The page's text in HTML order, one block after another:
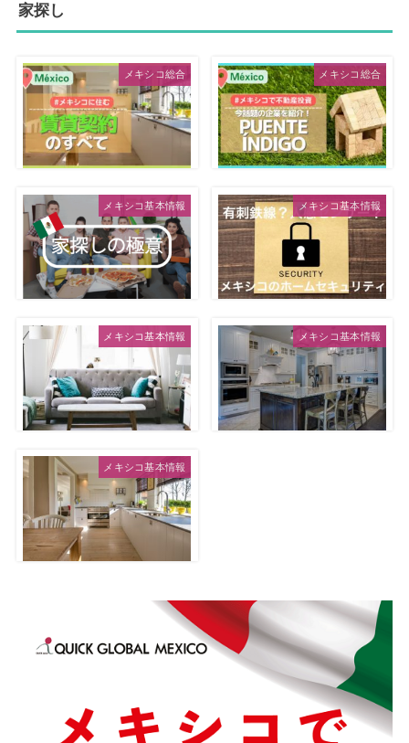
家探し
メキシコ総合 メキシコ総合
メキシコ基本情報 メキシコ基本情報
メキシコ基本情報 メキシコ基本情報
メキシコ基本情報